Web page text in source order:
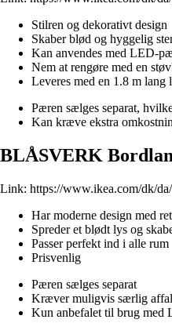
Stilren og dekorativt design
Skaber blød og hyggelig
Kan anvendes med LED-
Nem at rengøre med en
Leveres med en 1.8 m
Pæren sælges separat,
Kan kræve ekstra
BLÅSVERK
Link: https://www.ikea.com/dk/
Har moderne design med
Spreder et blødt lys og
Passer perfekt ind i alle rum
Prisvenlig
Pæren sælges separat
Kræver muligvis særlig
Kun anbefalet til brug med